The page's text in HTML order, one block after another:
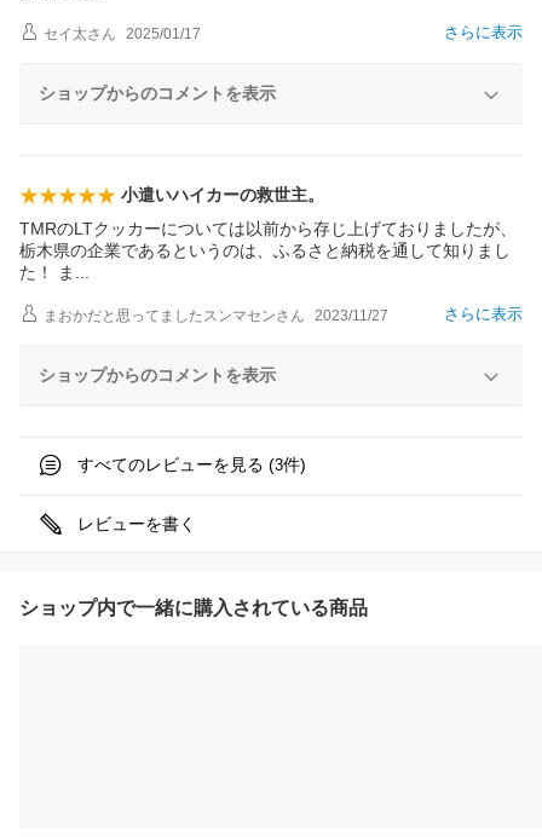
さらに表示
セイ太さん 2025/01/17
ショップからのコメントを表示
小遣いハイカーの救世主。
TMRのLTクッカーについては以前から存じ上げておりましたが、
栃木県の企業であるというのは、ふるさと納税を通して知りまし
た！
ま
さらに表示
まおかだと思ってましたスンマセンさん 2023/11/27
ショップからのコメントを表示
すべてのレビューを見る (3件)
レビューを書く
ショップ内で一緒に購入されている商品